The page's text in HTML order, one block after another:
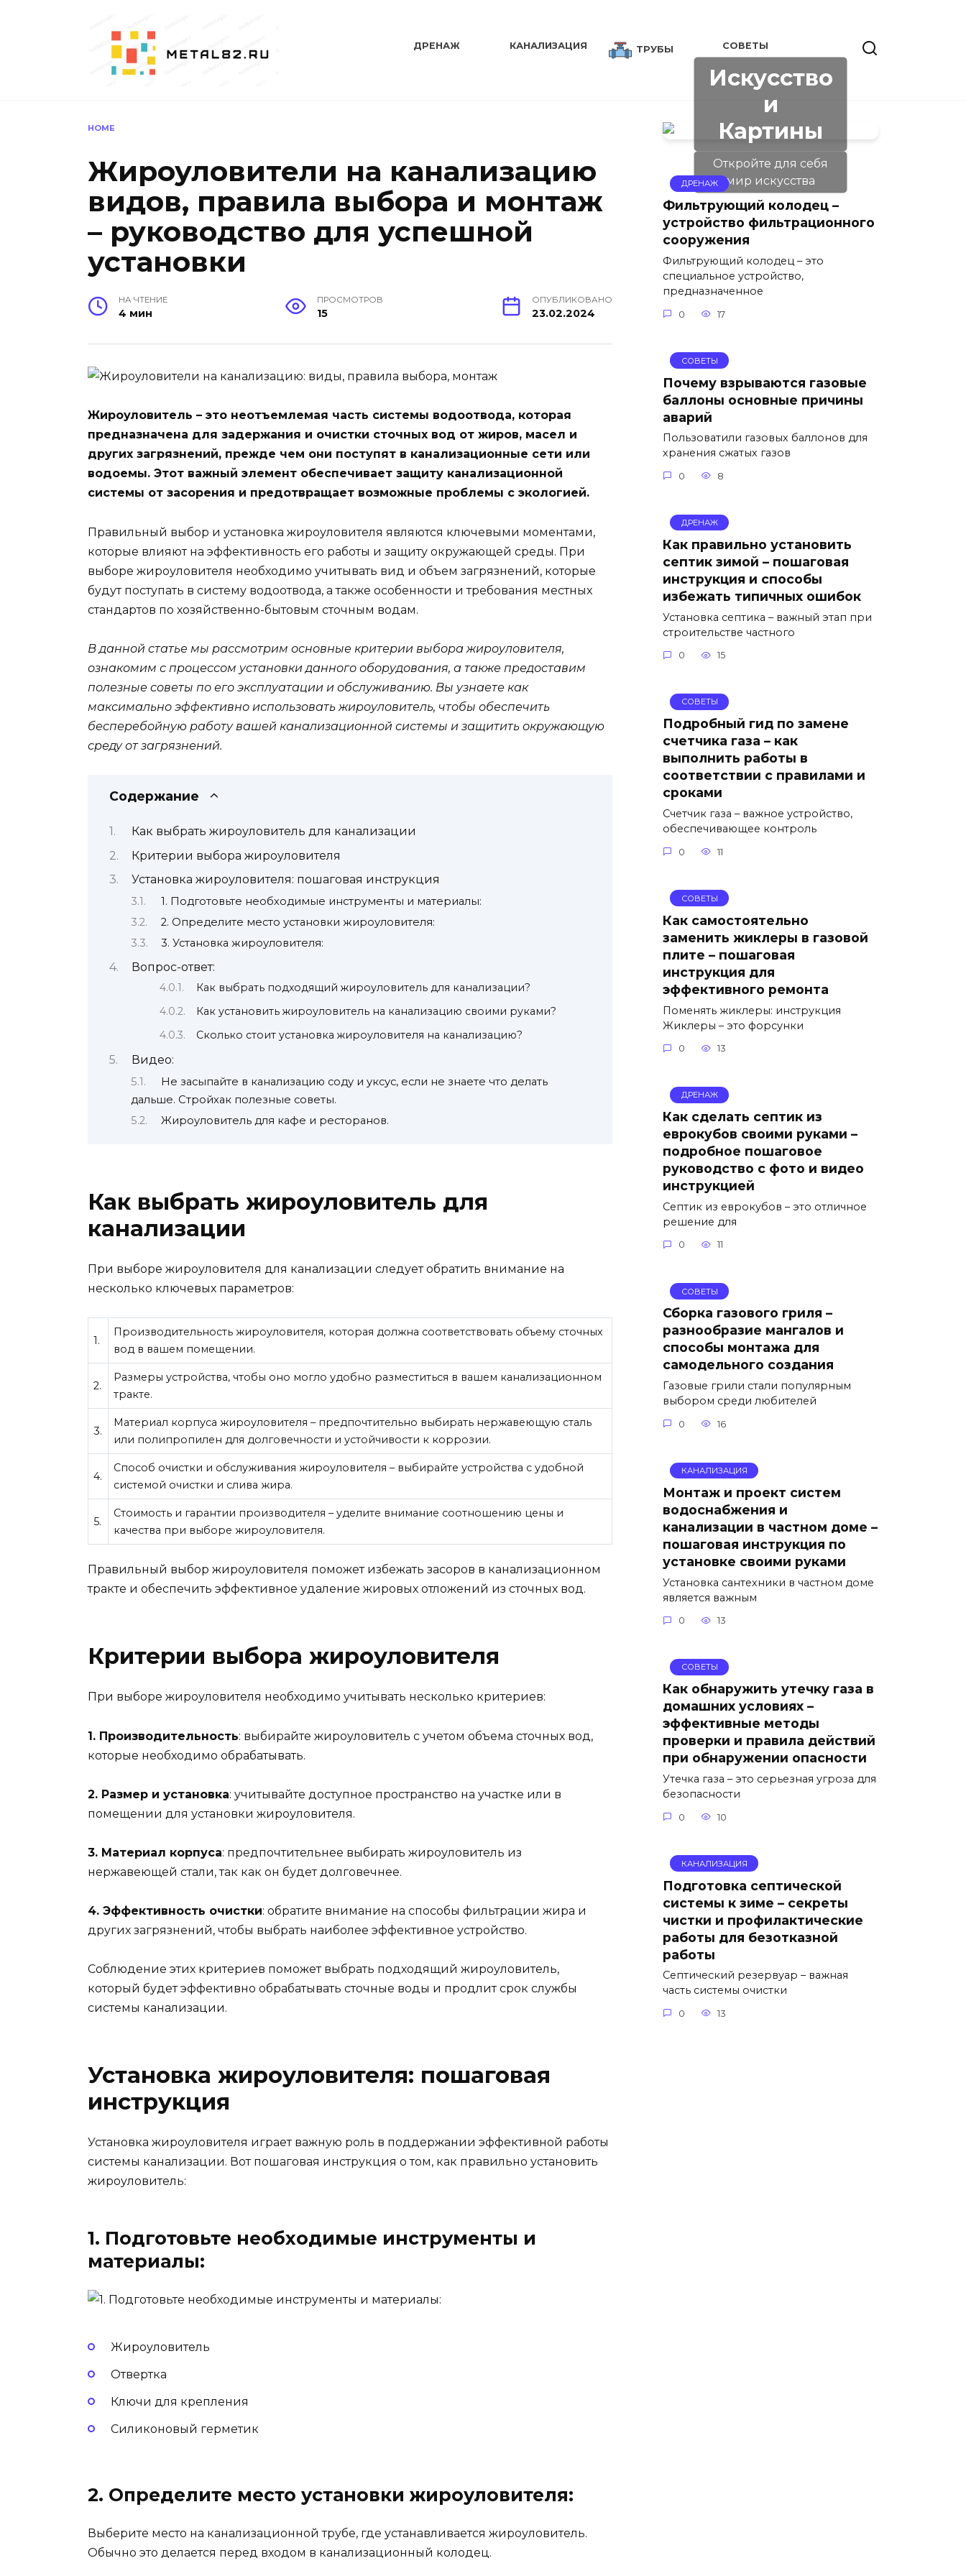
ДРЕНАЖ КАНАЛИЗАЦИЯ ТРУБЫ СОВЕТЫ
HOME
Жироуловители на канализацию
видов, правила выбора и монтаж
– руководство для успешной
установки
НА ЧТЕНИЕ
4 мин
ПРОСМОТРОВ
15
ОПУБЛИКОВАНО
23.02.2024
Жироуловитель – это неотъемлемая часть системы водоотвода, которая
предназначена для задержания и очистки сточных вод от жиров, масел и
других загрязнений, прежде чем они поступят в канализационные сети или
водоемы. Этот важный элемент обеспечивает защиту канализационной
системы от засорения и предотвращает возможные проблемы с экологией.
Правильный выбор и установка жироуловителя являются ключевыми моментами,
которые влияют на эффективность его работы и защиту окружающей среды. При
выборе жироуловителя необходимо учитывать вид и объем загрязнений, которые
будут поступать в систему водоотвода, а также особенности и требования местных
стандартов по хозяйственно-бытовым сточным водам.
В данной статье мы рассмотрим основные критерии выбора жироуловителя,
ознакомим с процессом установки данного оборудования, а также предоставим
полезные советы по его эксплуатации и обслуживанию. Вы узнаете как
максимально эффективно использовать жироуловитель, чтобы обеспечить
бесперебойную работу вашей канализационной системы и защитить окружающую
среду от загрязнений.
Содержание
Как выбрать жироуловитель для канализации
Критерии выбора жироуловителя
Установка жироуловителя: пошаговая инструкция
1. Подготовьте необходимые инструменты и материалы:
2. Определите место установки жироуловителя:
3. Установка жироуловителя:
Вопрос-ответ:
Как выбрать подходящий жироуловитель для канализации?
Как установить жироуловитель на канализацию своими руками?
Сколько стоит установка жироуловителя на канализацию?
Видео:
Не засыпайте в канализацию соду и уксус, если не знаете что делать
дальше. Стройхак полезные советы.
Жироуловитель для кафе и ресторанов.
Как выбрать жироуловитель для
канализации
При выборе жироуловителя для канализации следует обратить внимание на
несколько ключевых параметров:
1.
Производительность жироуловителя, которая должна соответствовать объему сточных
вод в вашем помещении.
2.
Размеры устройства, чтобы оно могло удобно разместиться в вашем канализационном
тракте.
3.
Материал корпуса жироуловителя – предпочтительно выбирать нержавеющую сталь
или полипропилен для долговечности и устойчивости к коррозии.
4.
Способ очистки и обслуживания жироуловителя – выбирайте устройства с удобной
системой очистки и слива жира.
5.
Стоимость и гарантии производителя – уделите внимание соотношению цены и
качества при выборе жироуловителя.
Правильный выбор жироуловителя поможет избежать засоров в канализационном
тракте и обеспечить эффективное удаление жировых отложений из сточных вод.
Критерии выбора жироуловителя
При выборе жироуловителя необходимо учитывать несколько критериев:
1. Производительность: выбирайте жироуловитель с учетом объема сточных вод,
которые необходимо обрабатывать.
2. Размер и установка: учитывайте доступное пространство на участке или в
помещении для установки жироуловителя.
3. Материал корпуса: предпочтительнее выбирать жироуловитель из
нержавеющей стали, так как он будет долговечнее.
4. Эффективность очистки: обратите внимание на способы фильтрации жира и
других загрязнений, чтобы выбрать наиболее эффективное устройство.
Соблюдение этих критериев поможет выбрать подходящий жироуловитель,
который будет эффективно обрабатывать сточные воды и продлит срок службы
системы канализации.
Установка жироуловителя: пошаговая
инструкция
Установка жироуловителя играет важную роль в поддержании эффективной работы
системы канализации. Вот пошаговая инструкция о том, как правильно установить
жироуловитель:
1. Подготовьте необходимые инструменты и
материалы:
Жироуловитель
Отвертка
Ключи для крепления
Силиконовый герметик
2. Определите место установки жироуловителя:
Выберите место на канализационной трубе, где устанавливается жироуловитель.
Обычно это делается перед входом в канализационный колодец.
Искусство
и
Картины
Откройте для себя
мир искусства
ДРЕНАЖ
Фильтрующий колодец –
устройство фильтрационного
сооружения
Фильтрующий колодец – это
специальное устройство,
предназначенное
0 17
СОВЕТЫ
Почему взрываются газовые
баллоны основные причины
аварий
Пользоватили газовых баллонов для
хранения сжатых газов
0 8
ДРЕНАЖ
Как правильно установить
септик зимой – пошаговая
инструкция и способы
избежать типичных ошибок
Установка септика – важный этап при
строительстве частного
0 15
СОВЕТЫ
Подробный гид по замене
счетчика газа – как
выполнить работы в
соответствии с правилами и
сроками
Счетчик газа – важное устройство,
обеспечивающее контроль
0 11
СОВЕТЫ
Как самостоятельно
заменить жиклеры в газовой
плите – пошаговая
инструкция для
эффективного ремонта
Поменять жиклеры: инструкция
Жиклеры – это форсунки
0 13
ДРЕНАЖ
Как сделать септик из
еврокубов своими руками –
подробное пошаговое
руководство с фото и видео
инструкцией
Септик из еврокубов – это отличное
решение для
0 11
СОВЕТЫ
Сборка газового гриля –
разнообразие мангалов и
способы монтажа для
самодельного создания
Газовые грили стали популярным
выбором среди любителей
0 16
КАНАЛИЗАЦИЯ
Монтаж и проект систем
водоснабжения и
канализации в частном доме –
пошаговая инструкция по
установке своими руками
Установка сантехники в частном доме
является важным
0 13
СОВЕТЫ
Как обнаружить утечку газа в
домашних условиях –
эффективные методы
проверки и правила действий
при обнаружении опасности
Утечка газа – это серьезная угроза для
безопасности
0 10
КАНАЛИЗАЦИЯ
Подготовка септической
системы к зиме – секреты
чистки и профилактические
работы для безотказной
работы
Септический резервуар – важная
часть системы очистки
0 13